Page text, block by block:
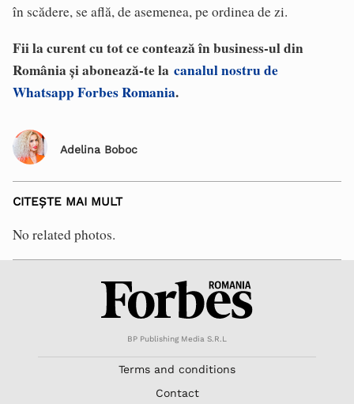
în scădere, se află, de asemenea, pe ordinea de zi.
Fii la curent cu tot ce contează în business-ul din
România și abonează-te la canalul nostru de
Whatsapp Forbes Romania.
Adelina Boboc
CITEȘTE MAI MULT
No related photos.
BP Publishing Media S.R.L
Terms and conditions
Contact